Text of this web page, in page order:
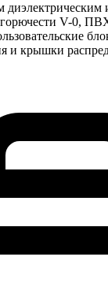
горючести V-0,
и крышки